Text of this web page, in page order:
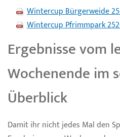
Wintercup Bürgerweide
Wintercup Pfrimmpark
Ergebnisse vom
Wochenende im
Überblick
Damit ihr nicht jedes Mal den